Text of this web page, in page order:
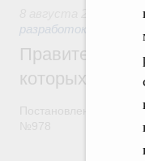
разработок
которых
Постановление от 5